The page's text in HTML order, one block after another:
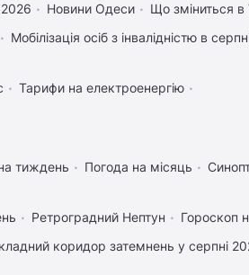
2026 Новини Одеси
Що зміниться в
Мобілізація осіб з інвалідністю в
Тарифи на електроенергію
тиждень Погода на місяць
Ретроградний Нептун
Гороскоп
коридор затемнень у серпні